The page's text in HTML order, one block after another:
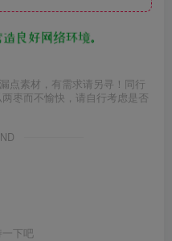
点素材，有需求请另寻！同行
枣而不愉快，请自行考虑是否
一下吧